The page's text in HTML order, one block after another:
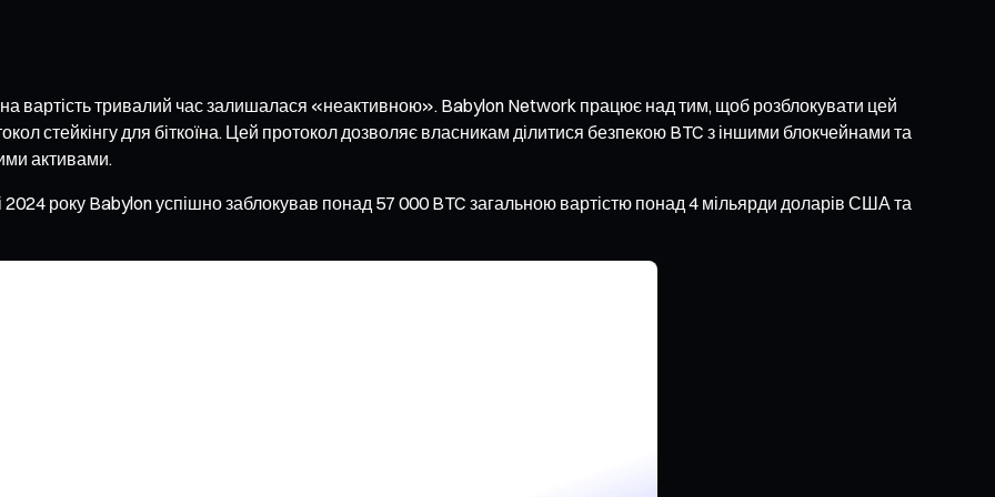
вартість тривалий час залишалася «неактивною». Babylon Network працює над тим, щоб розблокувати цей
стейкінгу для біткоїна. Цей протокол дозволяє власникам ділитися безпекою BTC з іншими блокчейнами та
активами.
року Babylon успішно заблокував понад 57 000 BTC загальною вартістю понад 4 мільярди доларів США та